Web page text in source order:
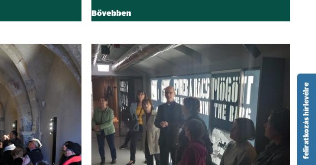
Bővebben
feliratkozás hírlevélre